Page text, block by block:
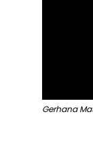
Gerhana